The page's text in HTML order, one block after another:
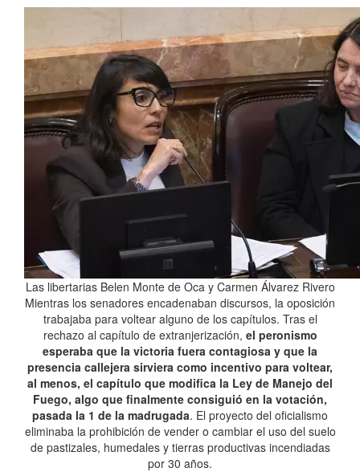
Las libertarias Belen Monte de Oca y Carmen Álvarez Rivero
Mientras los senadores encadenaban discursos, la oposición
trabajaba para voltear alguno de los capítulos. Tras el
rechazo al capítulo de extranjerización, el peronismo
esperaba que la victoria fuera contagiosa y que la
presencia callejera sirviera como incentivo para voltear,
al menos, el capítulo que modifica la Ley de Manejo del
Fuego, algo que finalmente consiguió en la votación,
pasada la 1 de la madrugada. El proyecto del oficialismo
eliminaba la prohibición de vender o cambiar el uso del suelo
de pastizales, humedales y tierras productivas incendiadas
por 30 años.